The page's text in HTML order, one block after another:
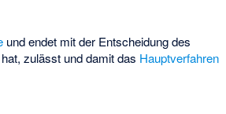
und endet mit der Entscheidung des
zulässt und damit das Hauptverfahren